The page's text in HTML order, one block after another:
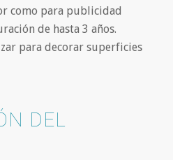
como para publicidad
de hasta 3 años.
para decorar superficies
DEL